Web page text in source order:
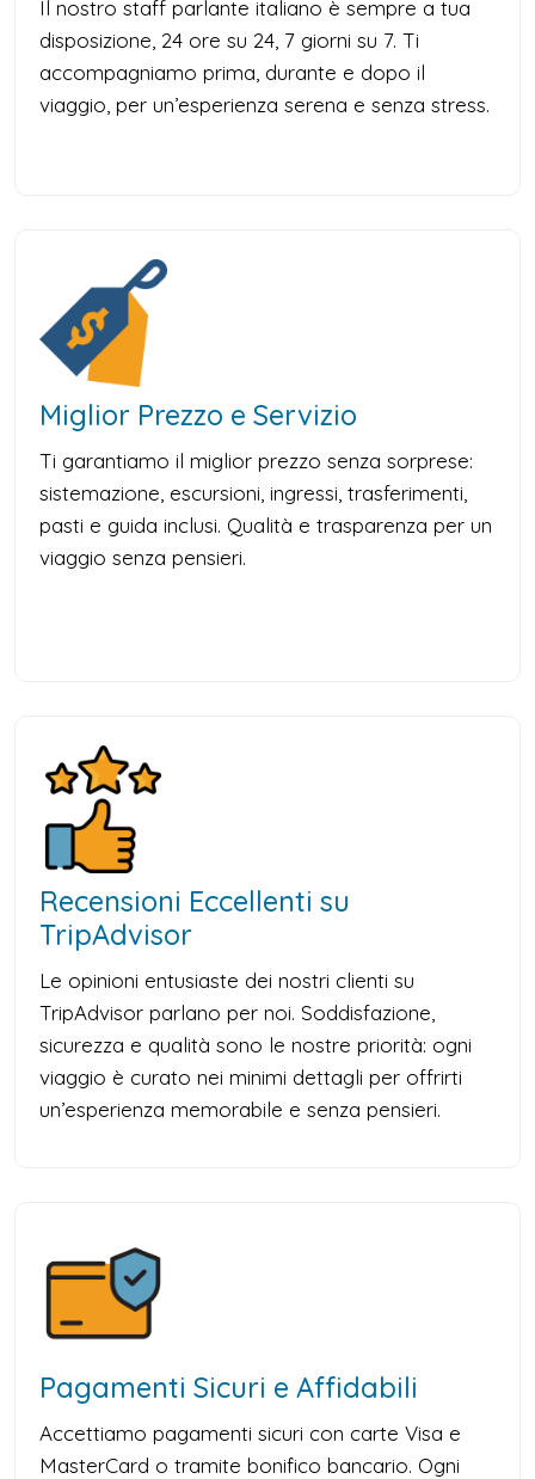
Il nostro staff parlante italiano è sempre a tua
disposizione, 24 ore su 24, 7 giorni su 7. Ti
accompagniamo prima, durante e dopo il
viaggio, per un’esperienza serena e senza stress.
Miglior Prezzo e Servizio
Ti garantiamo il miglior prezzo senza sorprese:
sistemazione, escursioni, ingressi, trasferimenti,
pasti e guida inclusi. Qualità e trasparenza per un
viaggio senza pensieri.
Recensioni Eccellenti su
TripAdvisor
Le opinioni entusiaste dei nostri clienti su
TripAdvisor parlano per noi. Soddisfazione,
sicurezza e qualità sono le nostre priorità: ogni
viaggio è curato nei minimi dettagli per offrirti
un’esperienza memorabile e senza pensieri.
Pagamenti Sicuri e Affidabili
Accettiamo pagamenti sicuri con carte Visa e
MasterCard o tramite bonifico bancario. Ogni